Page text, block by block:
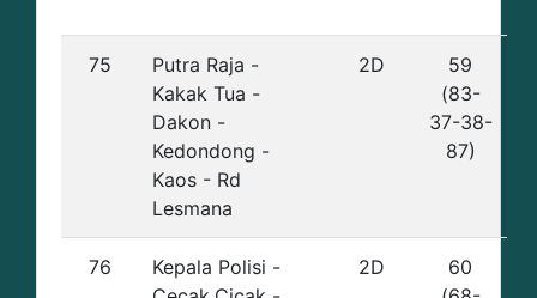
75
Putra Raja -
Kakak Tua -
Dakon -
Kedondong -
Kaos - Rd
Lesmana
2D
59
(83-
37-38-
87)
76
Kepala Polisi -
2D
60